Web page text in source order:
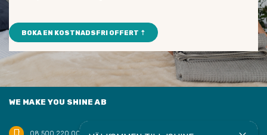
BOKA EN KOSTNADSFRI OFFERT ⇡
WE MAKE YOU SHINE AB
08 500 220 00